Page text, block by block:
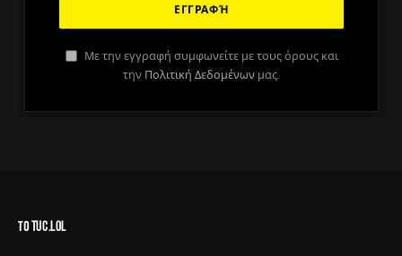
Με την εγγραφή συμφωνείτε με τους όρους και
την Πολιτική Δεδομένων μας.
ΤΟ TUC.LOL